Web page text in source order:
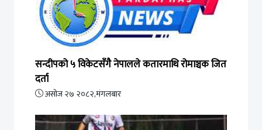
सन्दीपको ५ विकेटसँगै नेपालले कतारमाथि रोमाञ्चक जित
दर्ता
असोज २७ २०८२,मंगलबार